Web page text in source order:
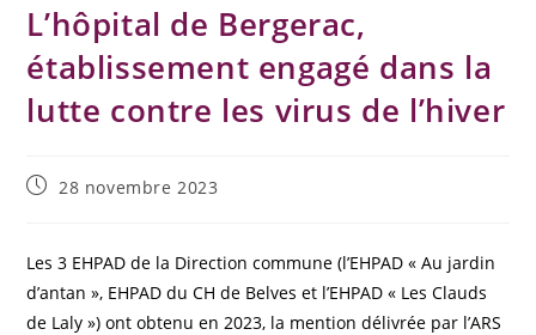
L’hôpital de Bergerac,
établissement engagé dans la
lutte contre les virus de l’hiver
28 novembre 2023
Les 3 EHPAD de la Direction commune (l’EHPAD « Au jardin
d’antan », EHPAD du CH de Belves et l’EHPAD « Les Clauds
de Laly ») ont obtenu en 2023, la mention délivrée par l’ARS